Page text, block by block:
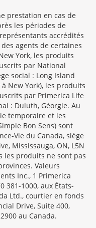
prestation en cas de
les périodes de
accrédités
agents de certaines
York, les produits
par National
social : Long Island
New York), les produits
par Primerica Life
: Duluth, Géorgie. Au
temporaire et les
Bon Sens) sont
Vie du Canada, siège
Mississauga, ON, L5N
les produits ne sont pas
Valeurs
Inc., 1 Primerica
381-1000, aux États-
Ltd., courtier en fonds
Drive, Suite 400,
au Canada.